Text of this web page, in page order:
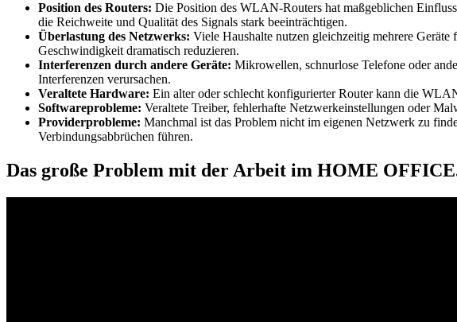
Position des Routers: Die Position des WLAN-Routers hat maßgeblichen
die Reichweite und Qualität des Signals stark beeinträchtigen.
Überlastung des Netzwerks: Viele Haushalte nutzen gleichzeitig mehrere
Geschwindigkeit dramatisch reduzieren.
Interferenzen durch andere Geräte: Mikrowellen, schnurlose Telefone oder
Interferenzen verursachen.
Veraltete Hardware: Ein alter oder schlecht konfigurierter Router kann die
Softwareprobleme: Veraltete Treiber, fehlerhafte Netzwerkeinstellungen oder
Providerprobleme: Manchmal ist das Problem nicht im eigenen Netzwerk zu
Verbindungsabbrüchen führen.
Das große Problem mit der Arbeit im HOME